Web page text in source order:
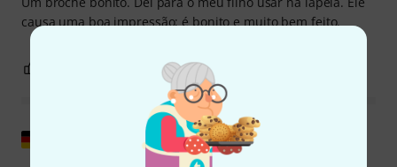
causa uma boa impressão; é bonito e muito bem feito.
REPORTAR A CRÍTICA
Mostrar original